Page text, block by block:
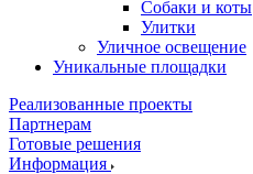
Собаки и коты
Улитки
Уличное освещение
Уникальные площадки
Реализованные проекты
Партнерам
Готовые решения
Информация